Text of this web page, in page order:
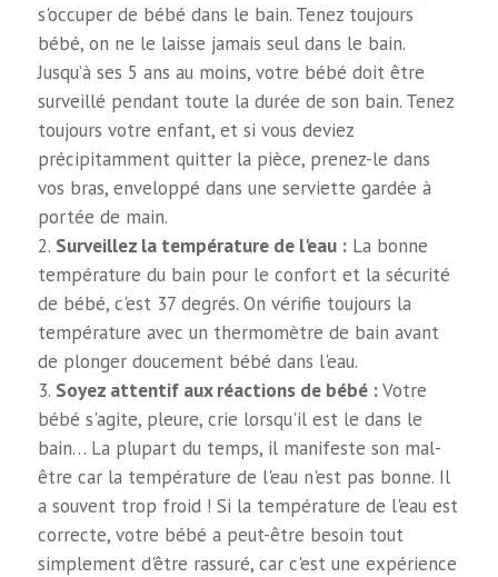
s'occuper de bébé dans le bain. Tenez toujours
bébé, on ne le laisse jamais seul dans le bain.
Jusqu’à ses 5 ans au moins, votre bébé doit être
surveillé pendant toute la durée de son bain. Tenez
toujours votre enfant, et si vous deviez
précipitamment quitter la pièce, prenez-le dans
vos bras, enveloppé dans une serviette gardée à
portée de main.
Surveillez la température de l'eau :La bonne
température du bain pour le confort et la sécurité
de bébé, c'est 37 degrés. On vérifie toujours la
température avec un thermomètre de bain avant
de plonger doucement bébé dans l'eau.
Soyez attentif aux réactions de bébé :Votre
bébé s'agite, pleure, crie lorsqu'il est le dans le
bain… La plupart du temps, il manifeste son mal-
être car la température de l'eau n'est pas bonne. Il
a souvent trop froid ! Si la température de l'eau est
correcte, votre bébé a peut-être besoin tout
simplement d'être rassuré, car c'est une expérience